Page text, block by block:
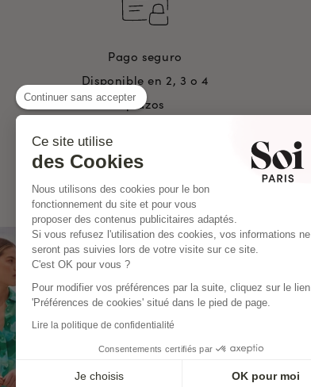
Pago seguro
Disponible en 2, 3 o 4
plazos
Continuer sans accepter
Ce site utilise
des Cookies
Nous utilisons des cookies pour le bon
fonctionnement du site et pour vous
proposer des contenus publicitaires adaptés.
Si vous refusez l'utilisation des cookies, vos informations ne
seront pas suivies lors de votre visite sur ce site.
C'est OK pour vous ?
Pour modifier vos préférences par la suite, cliquez sur le lien
'Préférences de cookies' situé dans le pied de page.
Lire la politique de confidentialité
Consentements certifiés par
Je choisis OK pour moi